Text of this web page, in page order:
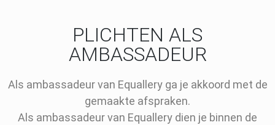
PLICHTEN ALS
AMBASSADEUR
Als ambassadeur van Equallery ga je akkoord met de
gemaakte afspraken.
Als ambassadeur van Equallery dien je binnen de